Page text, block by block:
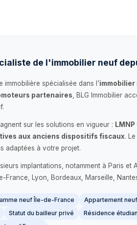
de l'immobilier neuf
immobilière spécialisée dans l'immobilier
partenaires , BLG Immobilier
sur les solutions en vigueur :
aux anciens dispositifs fiscaux.
adaptées à votre projet.
implantations, notamment à Paris et
France, Lyon, Bordeaux, Marseille,
neuf Île-de-France Appartement neuf
Statut du bailleur privé Résidence